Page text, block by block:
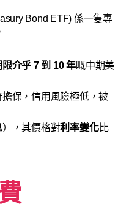
Bond ETF) 係一隻專
介乎 7 到 10 年嘅中期美
保，信用風險極低，被
），其價格對利率變化比